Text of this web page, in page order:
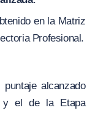
en la Matriz
Profesional.
alcanzado
y el de la Etapa